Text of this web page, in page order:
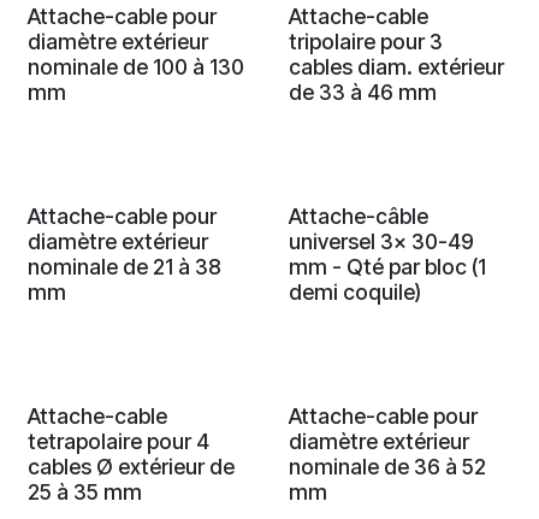
Attache-cable pour
diamètre extérieur
nominale de 100 à 130
mm
Attache-cable
tripolaire pour 3
cables diam. extérieur
de 33 à 46 mm
Attache-cable pour
diamètre extérieur
nominale de 21 à 38
mm
Attache-câble
universel 3x 30-49
mm - Qté par bloc (1
demi coquile)
Attache-cable
tetrapolaire pour 4
cables Ø extérieur de
25 à 35 mm
Attache-cable pour
diamètre extérieur
nominale de 36 à 52
mm